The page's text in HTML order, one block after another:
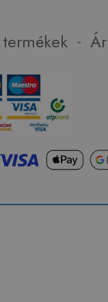
-